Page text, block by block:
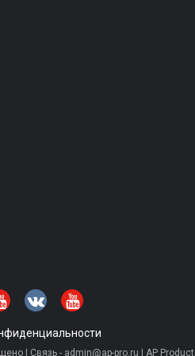
| Связь - admin@ap-pro.ru | AP